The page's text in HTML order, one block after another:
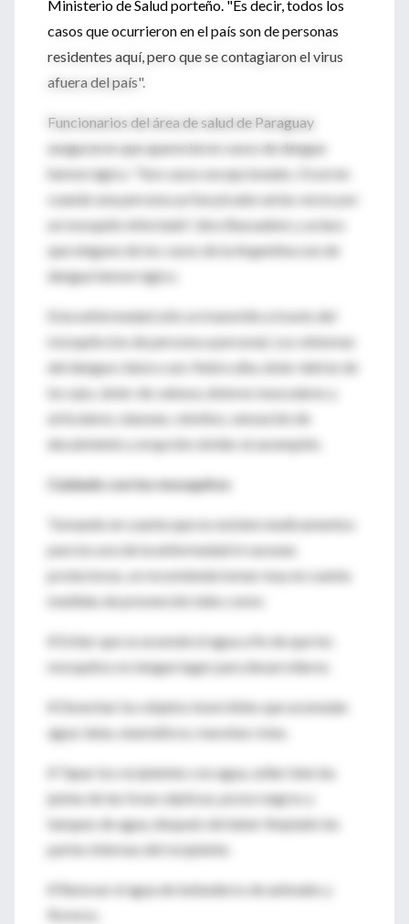
Ministerio de Salud porteño. "Es decir, todos los
casos que ocurrieron en el país son de personas
residentes aquí, pero que se contagiaron el virus
afuera del país".
Funcionarios del área de salud de Paraguay
aseguraron que aparecieron casos de dengue
hemorrágico. "Son casos excepcionales. Ocurren
cuando una persona ya fue picada varias veces por
un mosquito infectado", dice Bassadoni, y aclara
que ninguno de los casos de la Argentina son de
dengue hemorrágico.
Esta enfermedad sólo se transmite a través del
mosquito (no de persona a persona). Los síntomas
del dengue clásico son: fiebre alta, dolor detrás de
los ojos, dolor de cabeza, dolores musculares y
articulares, náuseas, vómitos, sensación de
decaimiento y erupción similar al sarampión.
Cuidado con los mosquitos
Tomando en cuenta que no existen medicamentos
para la cura de la enfermedad ni vacunas
protectoras, se recomienda tomar muy en cuenta
medidas de prevención tales como:
# Evitar que se acumule el agua a fin de que los
mosquitos no tengan lugar para desarrollarse.
# Desechar los objetos inservibles que acumulan
agua: latas, neumáticos, macetas rotas.
# Tapar los recipientes con agua, sellar bien las
juntas de las fosas sépticas, pozos negros y
tanques de agua, después de haber limpiado las
partes internas del recipiente.
# Renovar el agua de bebederos de animales y
floreros.